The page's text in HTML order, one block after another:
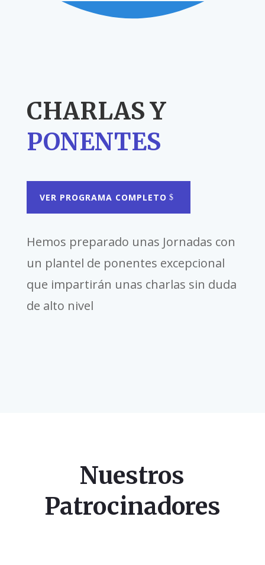
CHARLAS Y
PONENTES
VER PROGRAMA COMPLETO
Hemos preparado unas Jornadas con
un plantel de ponentes excepcional
que impartirán unas charlas sin duda
de alto nivel
Nuestros
Patrocinadores